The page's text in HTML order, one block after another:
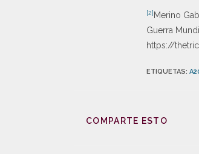
[2] Merino
Guerra
https://
ETIQUETAS:
COMPARTE ESTO